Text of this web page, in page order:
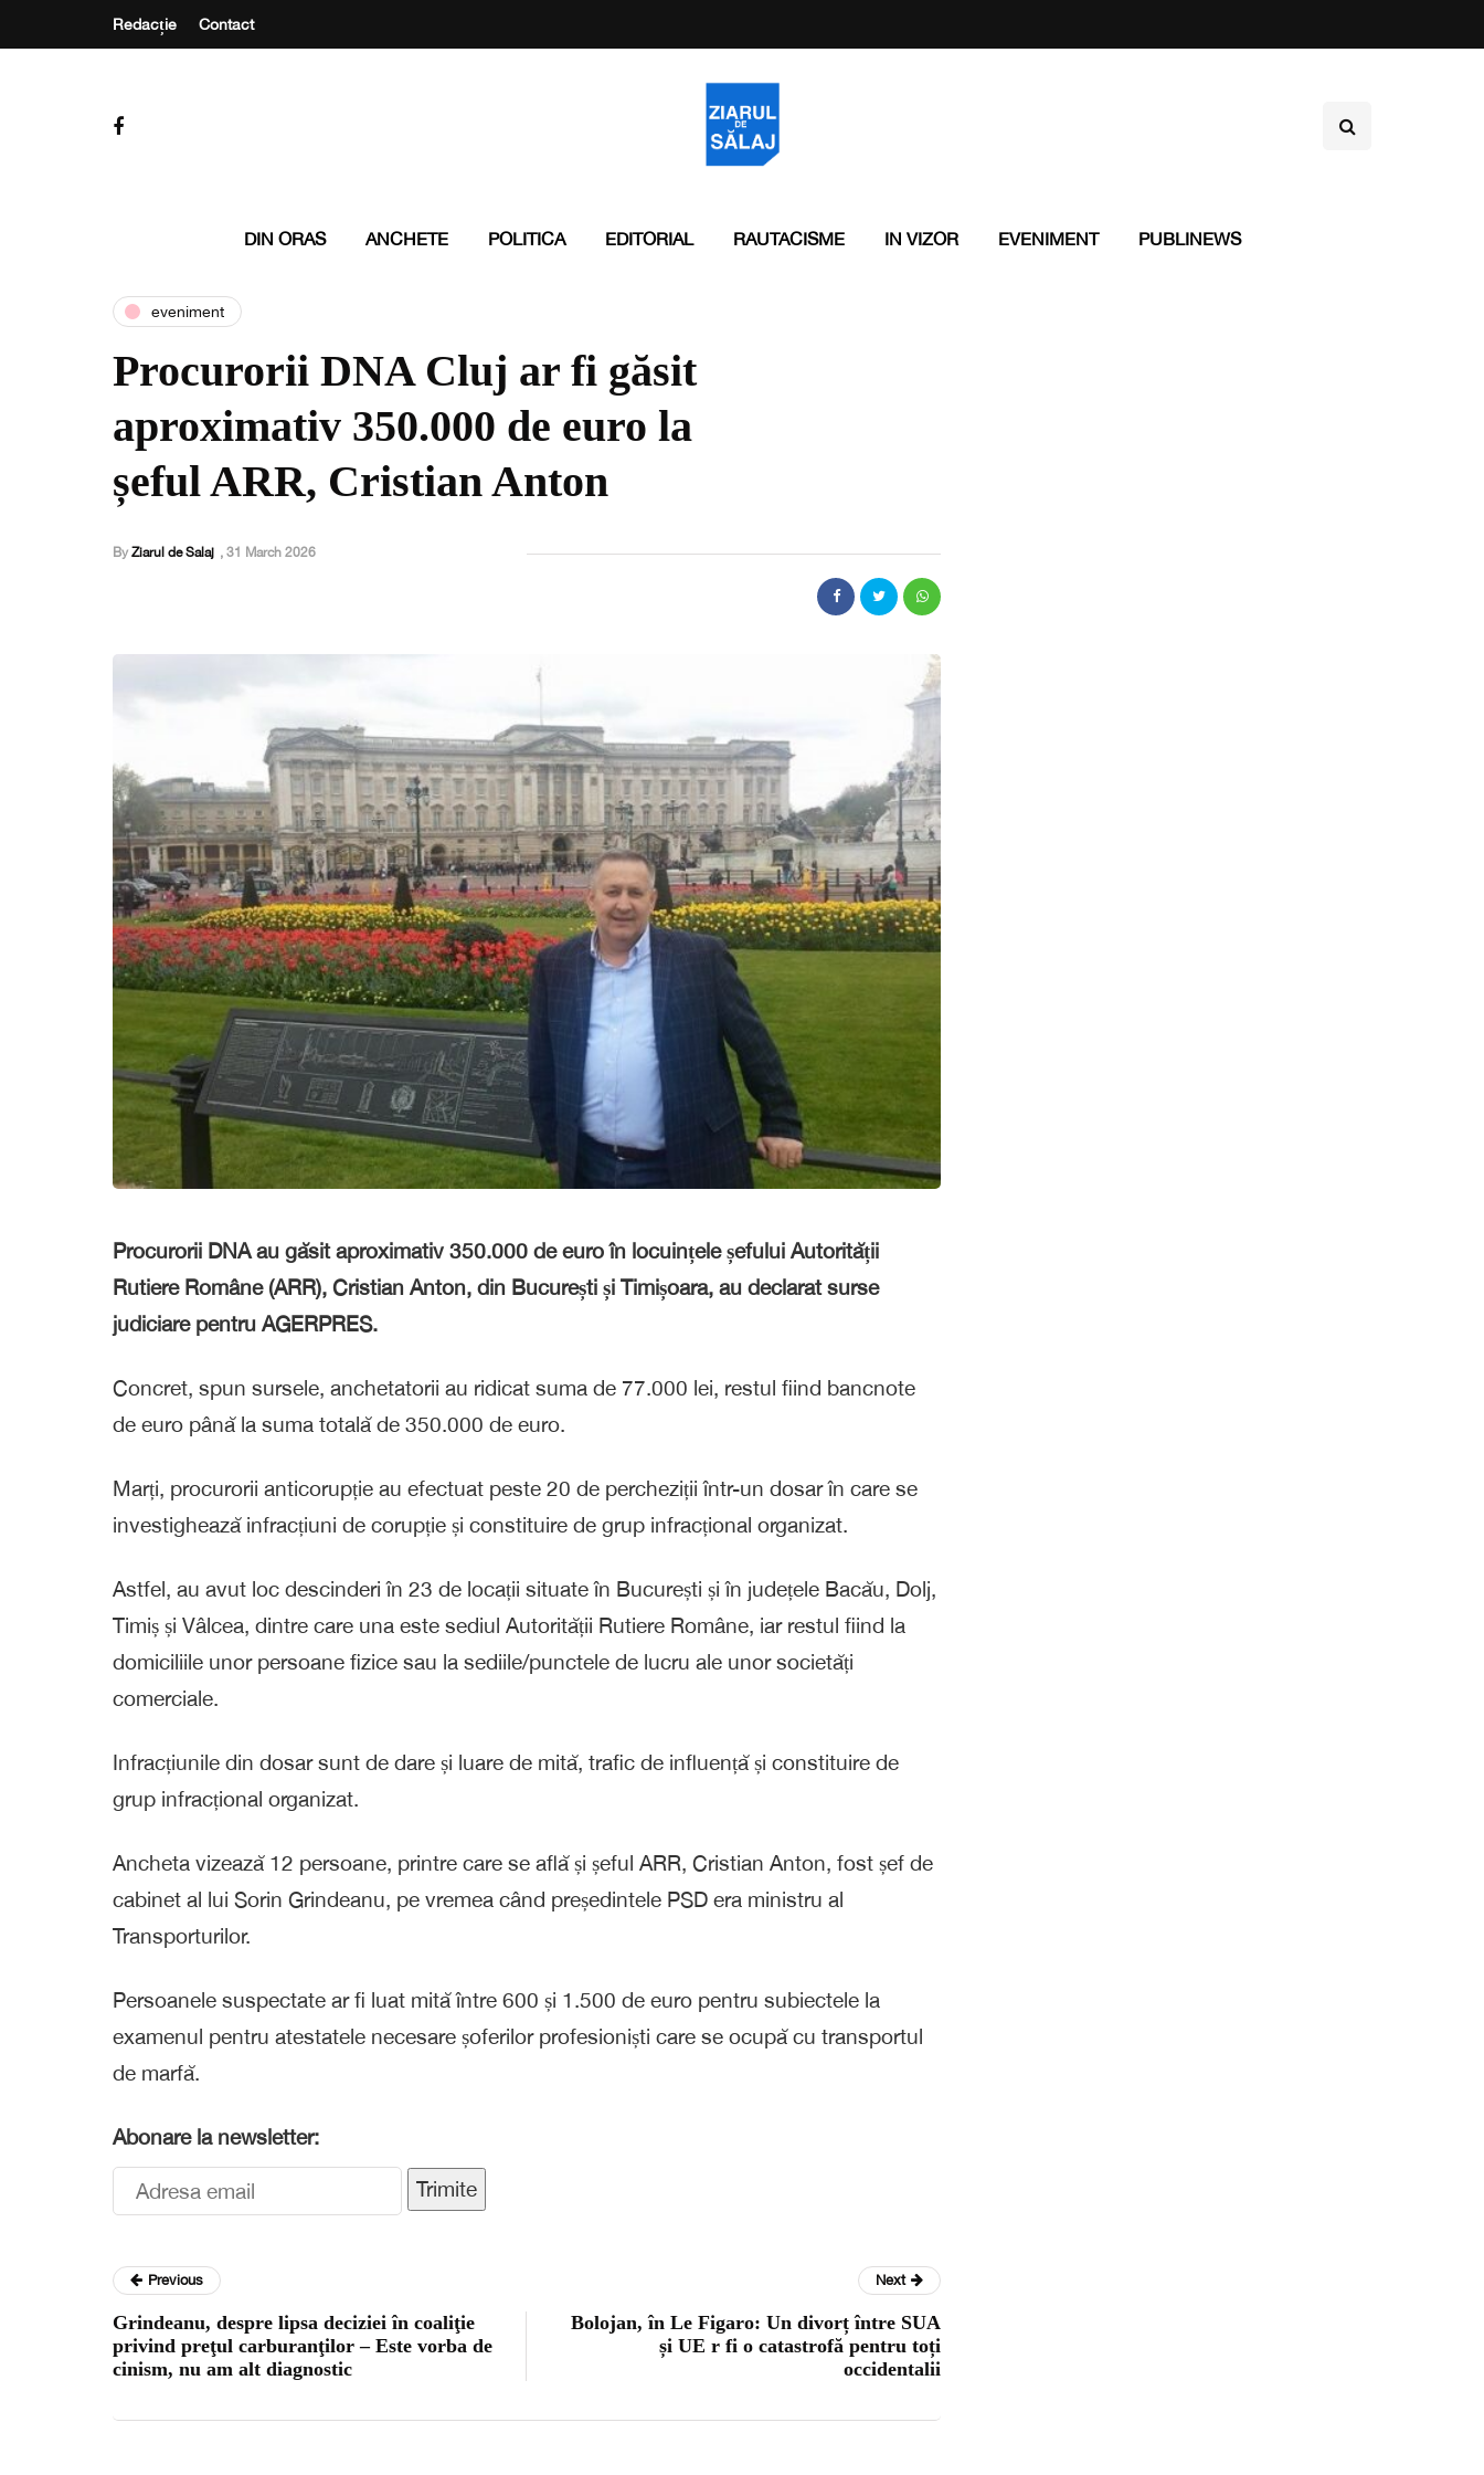
Redacție Contact
DIN ORAS ANCHETE POLITICA EDITORIAL RAUTACISME IN VIZOR EVENIMENT PUBLINEWS
eveniment
Procurorii DNA Cluj ar fi găsit
aproximativ 350.000 de euro la
șeful ARR, Cristian Anton
By Ziarul de Salaj , 31 March 2026
Procurorii DNA au găsit aproximativ 350.000 de euro în locuințele șefului Autorității
Rutiere Române (ARR), Cristian Anton, din București și Timișoara, au declarat surse
judiciare pentru AGERPRES.
Concret, spun sursele, anchetatorii au ridicat suma de 77.000 lei, restul fiind bancnote
de euro până la suma totală de 350.000 de euro.
Marți, procurorii anticorupție au efectuat peste 20 de percheziții într-un dosar în care se
investighează infracțiuni de corupție și constituire de grup infracțional organizat.
Astfel, au avut loc descinderi în 23 de locații situate în București și în județele Bacău, Dolj,
Timiș și Vâlcea, dintre care una este sediul Autorității Rutiere Române, iar restul fiind la
domiciliile unor persoane fizice sau la sediile/punctele de lucru ale unor societăți
comerciale.
Infracțiunile din dosar sunt de dare și luare de mită, trafic de influență și constituire de
grup infracțional organizat.
Ancheta vizează 12 persoane, printre care se află și șeful ARR, Cristian Anton, fost șef de
cabinet al lui Sorin Grindeanu, pe vremea când președintele PSD era ministru al
Transporturilor.
Persoanele suspectate ar fi luat mită între 600 și 1.500 de euro pentru subiectele la
examenul pentru atestatele necesare șoferilor profesioniști care se ocupă cu transportul
de marfă.
Abonare la newsletter:
Trimite
Previous
Grindeanu, despre lipsa deciziei în coaliţie
privind preţul carburanţilor – Este vorba de
cinism, nu am alt diagnostic
Next
Bolojan, în Le Figaro: Un divorț între SUA
și UE r fi o catastrofă pentru toți
occidentalii